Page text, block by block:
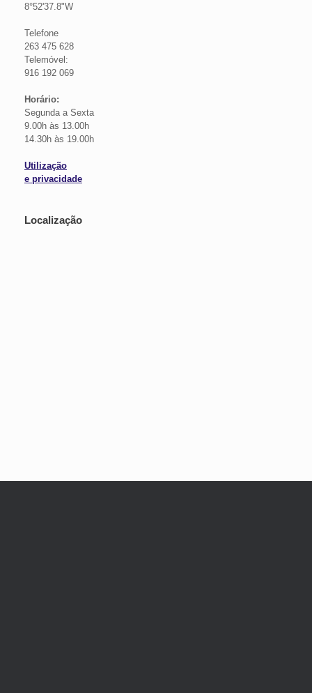
8°52'37.8"W
Telefone
263 475 628
Telemóvel:
916 192 069
Horário:
Segunda a Sexta
9.00h às 13.00h
14.30h às 19.00h
Utilização
e privacidade
Localização